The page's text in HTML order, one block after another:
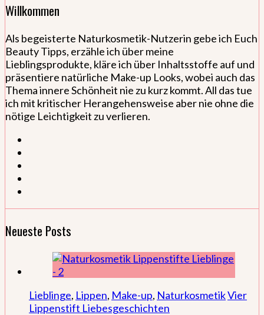
Willkommen
Als begeisterte Naturkosmetik-Nutzerin gebe ich Euch
Beauty Tipps, erzähle ich über meine
Lieblingsprodukte, kläre ich über Inhaltsstoffe auf und
präsentiere natürliche Make-up Looks, wobei auch das
Thema innere Schönheit nie zu kurz kommt. All das tue
ich mit kritischer Herangehensweise aber nie ohne die
nötige Leichtigkeit zu verlieren.
Neueste Posts
Lieblinge, Lippen, Make-up, NaturkosmetikVier
Lippenstift Liebesgeschichten